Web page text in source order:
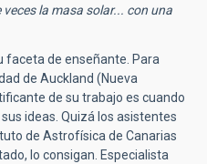
veces la masa solar... con una
faceta de enseñante. Para
de Auckland (Nueva
de su trabajo es cuando
ideas. Quizá los asistentes
de Astrofísica de Canarias
lo consigan. Especialista